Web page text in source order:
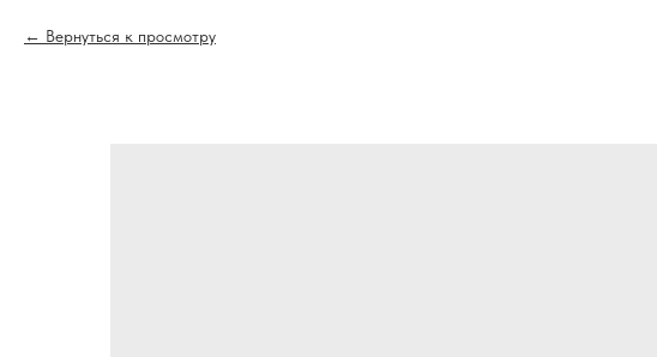
Вернуться к просмотру